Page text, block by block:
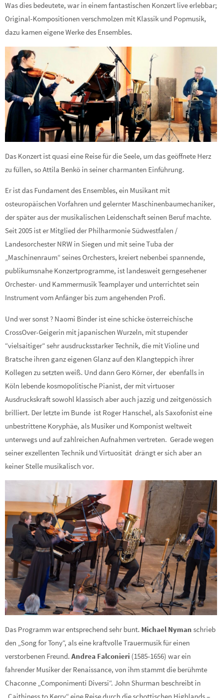
Was dies bedeutete, war in einem fantastischen Konzert live erlebbar;
Original-Kompositionen verschmolzen mit Klassik und Popmusik,
dazu kamen eigene Werke des Ensembles.
Das Konzert ist quasi eine Reise für die Seele, um das geöffnete Herz
zu füllen, so Attila Benkö in seiner charmanten Einführung.
Er ist das Fundament des Ensembles, ein Musikant mit
osteuropäischen Vorfahren und gelernter Maschinenbaumechaniker,
der später aus der musikalischen Leidenschaft seinen Beruf machte.
Seit 2005 ist er Mitglied der Philharmonie Südwestfalen /
Landesorchester NRW in Siegen und mit seine Tuba der
„Maschinenraum“ seines Orchesters, kreiert nebenbei spannende,
publikumsnahe Konzertprogramme, ist landesweit gerngesehener
Orchester- und Kammermusik Teamplayer und unterrichtet sein
Instrument vom Anfänger bis zum angehenden Profi.
Und wer sonst ? Naomi Binder ist eine schicke österreichische
CrossOver-Geigerin mit japanischen Wurzeln, mit stupender
“vielsaitiger“ sehr ausdrucksstarker Technik, die mit Violine und
Bratsche ihren ganz eigenen Glanz auf den Klangteppich ihrer
Kollegen zu setzten weiß. Und dann Gero Körner, der ebenfalls in
Köln lebende kosmopolitische Pianist, der mit virtuoser
Ausdruckskraft sowohl klassisch aber auch jazzig und zeitgenössich
brilliert. Der letzte im Bunde ist Roger Hanschel, als Saxofonist eine
unbestrittene Koryphäe, als Musiker und Komponist weltweit
unterwegs und auf zahlreichen Aufnahmen vertreten. Gerade wegen
seiner exzellenten Technik und Virtuosität drängt er sich aber an
keiner Stelle musikalisch vor.
Das Programm war entsprechend sehr bunt. Michael Nyman schrieb
den „Song for Tony“, als eine kraftvolle Trauermusik für einen
verstorbenen Freund. Andrea Falconieri (1585-1656) war ein
fahrender Musiker der Renaissance, von ihm stammt die berühmte
Chaconne „Componimenti Diversi“. John Shurman beschreibt in